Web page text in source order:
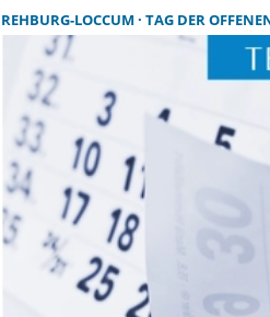
Ochaev. Der Eintritt ist frei.
REHBURG-LOCCUM TAG DER